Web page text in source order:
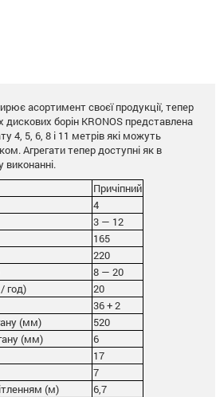
асортимент своєї продукції, тепер
дискових борін KRONOS представлена
4, 5, 6, 8 і 11 метрів які можуть
Агрегати тепер доступні як в
виконанні.
Причіпний
4
3 — 12
165
220
8 — 20
год)
20
36 + 2
(мм)
520
(мм)
6
17
7
(м)
6,7